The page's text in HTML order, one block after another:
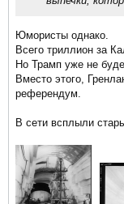
Юмористы однако.
Всего триллион за
Но Трамп уже не
Вместо этого,
референдум.
В сети всплыли